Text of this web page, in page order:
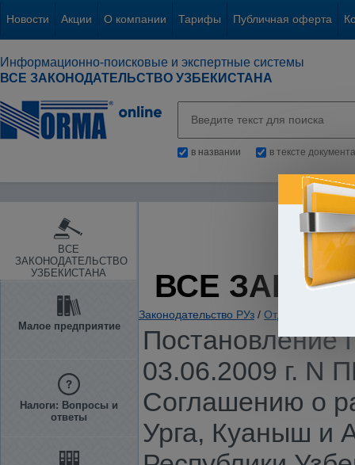
Новости Акции О компании Тарифы Публичная оферта
Информационно-поисковые и экспертные системы
ВСЕ ЗАКОНОДАТЕЛЬСТВО УЗБЕКИСТАНА
в названии в тексте документа
ВСЕ
ЗАКОНОДАТЕЛЬСТВО
УЗБЕКИСТАНА
Малое предприятие
Налоги: Вопросы и
ответы
ВСЕ
Законодательство РУз / Отдельные
Постановление
03.06.2009 г. N
Соглашению о
Урга, Куаныш и